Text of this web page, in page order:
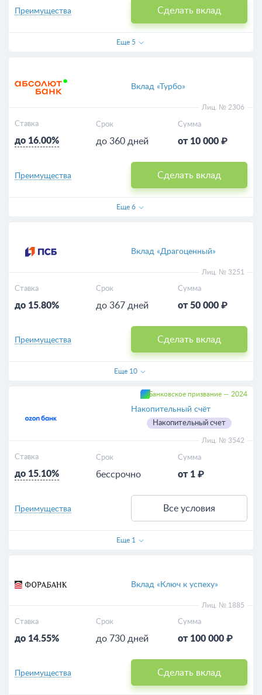
Сделать вклад
Преимущества
Еще 5
Вклад «Турбо»
Лиц. № 2306
Ставка
до 16.00%
Срок
до 360 дней
Сумма
от 10 000 ₽
Сделать вклад
Преимущества
Еще 6
Вклад «Драгоценный»
Лиц. № 3251
Ставка
до 15.80%
Срок
до 367 дней
Сумма
от 50 000 ₽
Сделать вклад
Преимущества
Еще 10
Банковское призвание — 2024
Накопительный счёт
Накопительный счет
Лиц. № 3542
Ставка
до 15.10%
Срок
бессрочно
Сумма
от 1 ₽
Все условия
Преимущества
Еще 1
Вклад «Ключ к успеху»
Лиц. № 1885
Ставка
до 14.55%
Срок
до 730 дней
Сумма
от 100 000 ₽
Сделать вклад
Преимущества